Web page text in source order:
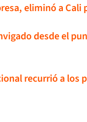
eliminó a Cali
desde el
recurrió a los